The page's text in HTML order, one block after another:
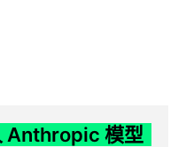
Anthropic 模型